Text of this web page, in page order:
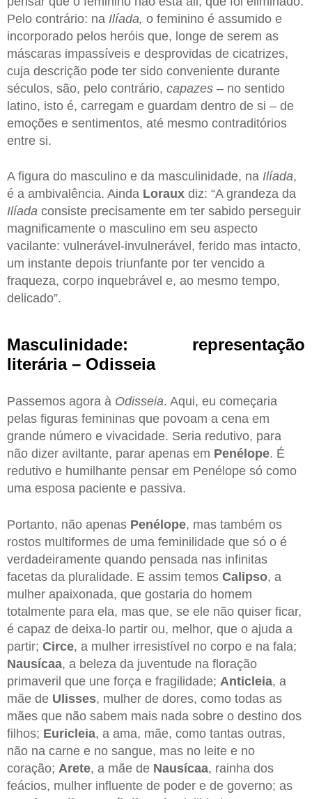
Pelo contrário: na Ilíada, o feminino é assumido e
incorporado pelos heróis que, longe de serem as
máscaras impassíveis e desprovidas de cicatrizes,
cuja descrição pode ter sido conveniente durante
séculos, são, pelo contrário, capazes – no sentido
latino, isto é, carregam e guardam dentro de si – de
emoções e sentimentos, até mesmo contraditórios
entre si.
A figura do masculino e da masculinidade, na Ilíada,
é a ambivalência. Ainda Loraux diz: “A grandeza da
Ilíada consiste precisamente em ter sabido perseguir
magnificamente o masculino em seu aspecto
vacilante: vulnerável-invulnerável, ferido mas intacto,
um instante depois triunfante por ter vencido a
fraqueza, corpo inquebrável e, ao mesmo tempo,
delicado”.
Masculinidade: representação
literária – Odisseia
Passemos agora à Odisseia. Aqui, eu começaria
pelas figuras femininas que povoam a cena em
grande número e vivacidade. Seria redutivo, para
não dizer aviltante, parar apenas em Penélope. É
redutivo e humilhante pensar em Penélope só como
uma esposa paciente e passiva.
Portanto, não apenas Penélope, mas também os
rostos multiformes de uma feminilidade que só o é
verdadeiramente quando pensada nas infinitas
facetas da pluralidade. E assim temos Calipso, a
mulher apaixonada, que gostaria do homem
totalmente para ela, mas que, se ele não quiser ficar,
é capaz de deixa-lo partir ou, melhor, que o ajuda a
partir; Circe, a mulher irresistível no corpo e na fala;
Nausícaa, a beleza da juventude na floração
primaveril que une força e fragilidade; Anticleia, a
mãe de Ulisses, mulher de dores, como todas as
mães que não sabem mais nada sobre o destino dos
filhos; Euricleia, a ama, mãe, como tantas outras,
não na carne e no sangue, mas no leite e no
coração; Arete, a mãe de Nausícaa, rainha dos
feácios, mulher influente de poder e de governo; as